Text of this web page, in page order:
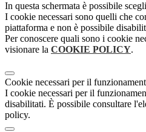
In questa schermata è possibile
I cookie necessari sono quelli che
piattaforma e non è possibile
Per conoscere quali sono i cookie
visionare la COOKIE POLICY.
Cookie necessari per il
I cookie necessari per il
disabilitati. È possibile consultare
policy.